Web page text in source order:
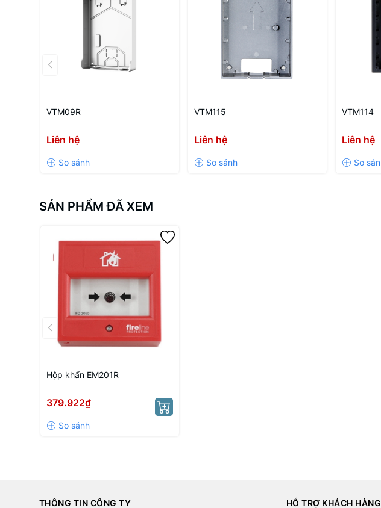
VTM09R
Liên hệ
VTM115
Liên hệ
VTM114
Liên hệ
SẢN PHẨM ĐÃ XEM
Hộp khẩn EM201R
379.922₫
THÔNG TIN CÔNG TY HỖ TRỢ KHÁCH HÀNG